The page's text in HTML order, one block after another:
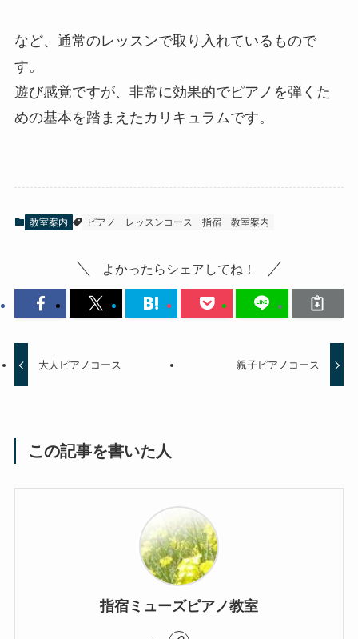
など、通常のレッスンで取り入れているもので
す。
遊び感覚ですが、非常に効果的でピアノを弾くた
めの基本を踏まえたカリキュラムです。
教室案内 ピアノ レッスンコース 指宿 教室案内
よかったらシェアしてね！
大人ピアノコース 親子ピアノコース
この記事を書いた人
指宿ミューズピアノ教室